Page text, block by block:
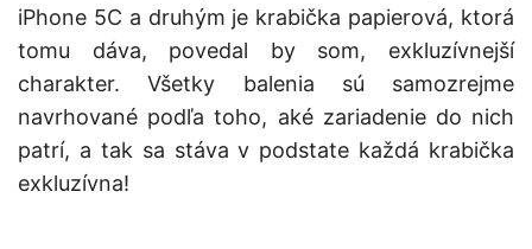
iPhone 5C a druhým je krabička papierová, ktorá
tomu dáva, povedal by som, exkluzívnejší
charakter. Všetky balenia sú samozrejme
navrhované podľa toho, aké zariadenie do nich
patrí, a tak sa stáva v podstate každá krabička
exkluzívna!